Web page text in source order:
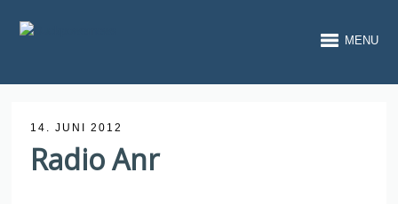
MENU
14. JUNI 2012
Radio Anr